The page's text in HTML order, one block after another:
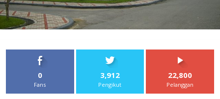
0
Fans
3,912
Pengikut
22,800
Pelanggan